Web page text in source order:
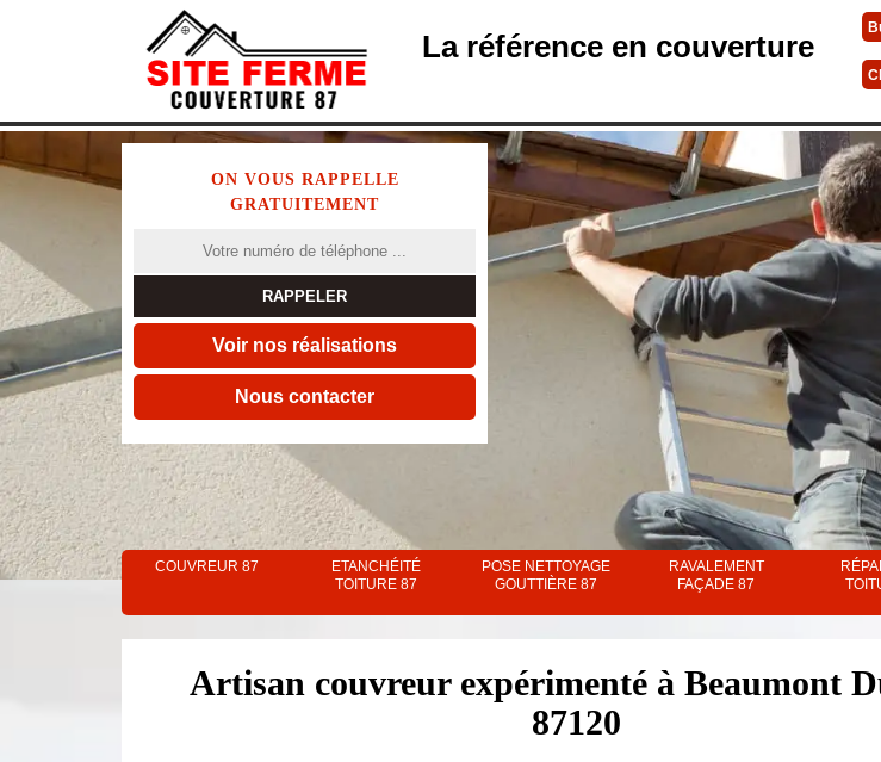
La référence en couverture
ON VOUS RAPPELLE
GRATUITEMENT
Voir nos réalisations
Nous contacter
COUVREUR 87
ETANCHÉITÉ
TOITURE 87
POSE NETTOYAGE
GOUTTIÈRE 87
RAVALEMENT
FAÇADE 87
Artisan couvreur expérimenté à Beaumont
87120